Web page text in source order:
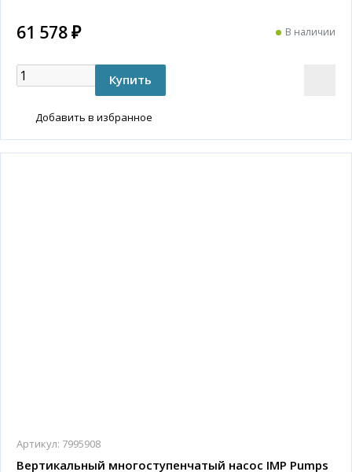
61 578 ₽ В наличии
Добавить в избранное
Артикул: 7995908
Вертикальный многоступенчатый насос IMP Pumps